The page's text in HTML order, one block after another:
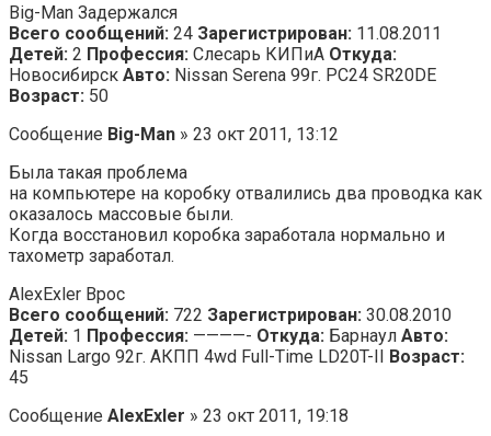
Big-Man Задержался
Всего сообщений: 24 Зарегистрирован: 11.08.2011
Детей: 2 Профессия: Слесарь КИПиА Откуда:
Новосибирск Авто: Nissan Serena 99г. PC24 SR20DE
Возраст: 50
Сообщение Big-Man » 23 окт 2011, 13:12
Была такая проблема
на компьютере на коробку отвалились два проводка как
оказалось массовые были.
Когда восстановил коробка заработала нормально и
тахометр заработал.
AlexExler Врос
Всего сообщений: 722 Зарегистрирован: 30.08.2010
Детей: 1 Профессия: ————- Откуда: Барнаул Авто:
Nissan Largo 92г. АКПП 4wd Full-Time LD20T-II Возраст:
45
Сообщение AlexExler » 23 окт 2011, 19:18